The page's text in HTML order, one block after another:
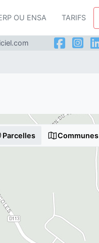
OU ENSA TARIFS
Parcelles Communes